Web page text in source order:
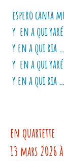
espero canta
y en a qui yaré
y en a qui ria
y en a qui yaré
y en a qui ria
en quartette
13 mars 2026